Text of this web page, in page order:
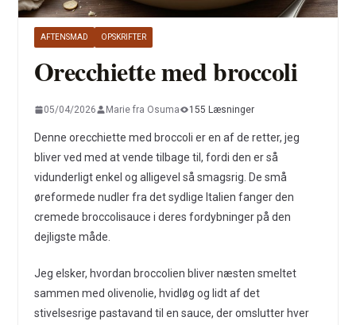
AFTENSMAD OPSKRIFTER
Orecchiette med broccoli
05/04/2026 Marie fra Osuma 155 Læsninger
Denne orecchiette med broccoli er en af de retter, jeg
bliver ved med at vende tilbage til, fordi den er så
vidunderligt enkel og alligevel så smagsrig. De små
øreformede nudler fra det sydlige Italien fanger den
cremede broccolisauce i deres fordybninger på den
dejligste måde.
Jeg elsker, hvordan broccolien bliver næsten smeltet
sammen med olivenolie, hvidløg og lidt af det
stivelsesrige pastavand til en sauce, der omslutter hver